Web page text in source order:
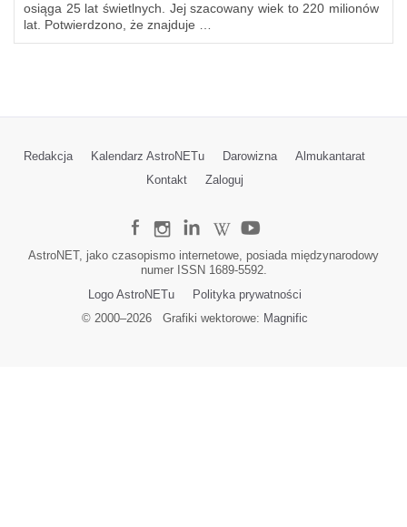
osiąga 25 lat świetlnych. Jej szacowany wiek to 220 milionów
lat. Potwierdzono, że znajduje …
Redakcja Kalendarz AstroNETu Darowizna
Almukantarat
Kontakt
Zaloguj
AstroNET, jako czasopismo internetowe, posiada międzynarodowy
numer ISSN 1689-5592.
Logo AstroNETu
Polityka prywatności
© 2000–2026Grafiki wektorowe: Magnific